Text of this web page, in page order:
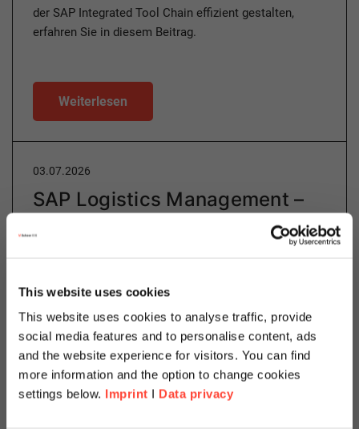
This website uses cookies
This website uses cookies to analyse traffic, provide
social media features and to personalise content, ads
and the website experience for visitors. You can find
more information and the option to change cookies
settings below. Imprint I Data privacy
der SAP Integrated Tool Chain effizient gestalten,
erfahren Sie in diesem Beitrag.
Weiterlesen
03.07.2026
SAP Logistics Management –
Author
Lijana Elgamal
Manufacturing & Logistics Consulting